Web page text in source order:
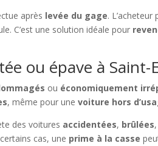
après levée du gage.
C’est une solution idéale pour
ou épave à Saint-
ou économiquement
, même pour unevoiture hors
des voitures accidentées, brûlées,
cas, une prime à la casse